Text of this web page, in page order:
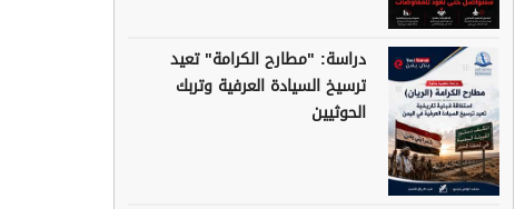
دراسة: "مطارح الكرامة" تعيد
ترسيخ السيادة العرفية وتربك
الحوثيين